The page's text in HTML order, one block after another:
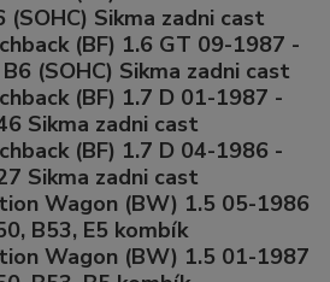
Sikma zadni cast
(BF) 1.6 GT 09-1987 -
(SOHC) Sikma zadni cast
(BF) 1.7 D 01-1987 -
Sikma zadni cast
(BF) 1.7 D 04-1986 -
Sikma zadni cast
Wagon (BW) 1.5 05-1986
B53, E5 kombík
Wagon (BW) 1.5 01-1987